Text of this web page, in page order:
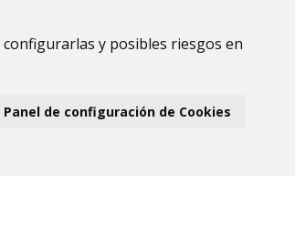
y posibles riesgos en
Panel de configuración de Cookies